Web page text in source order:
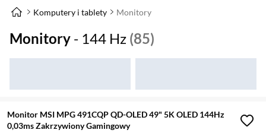
Komputery i tablety Monitory
Monitory - 144 Hz (85)
Monitor MSI MPG 491CQP QD-OLED 49" 5K OLED 144Hz
0,03ms Zakrzywiony Gamingowy